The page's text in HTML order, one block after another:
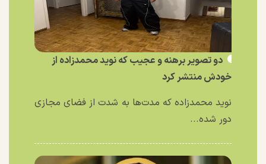
دو تصویر برهنه و عجیب که نوید محمدزاده از
خودش منتشر کرد
نوید محمدزاده که مدت‌ها به شدت از فضای مجازی
دور شده...